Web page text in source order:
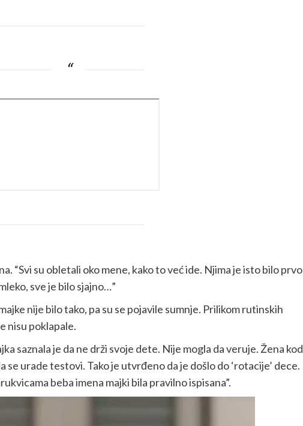
“Svi su obletali oko mene, kako to već ide. Njima je isto bilo prvo
sve je bilo sjajno…”
nije bilo tako, pa su se pojavile sumnje. Prilikom rutinskih
nisu poklapale.
saznala je da ne drži svoje dete. Nije mogla da veruje. Žena kod
se urade testovi. Tako je utvrđeno da je došlo do ‘rotacije’ dece.
beba imena majki bila pravilno ispisana”.